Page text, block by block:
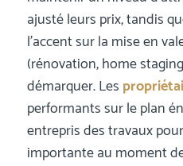
ajusté leurs prix, tandis
l’accent sur la mise en
(rénovation, home
démarquer. Les
performants sur le plan
entrepris des travaux
importante au moment